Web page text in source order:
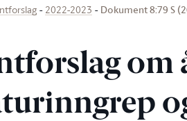
2022-2023 Dokument 8:79 S
om